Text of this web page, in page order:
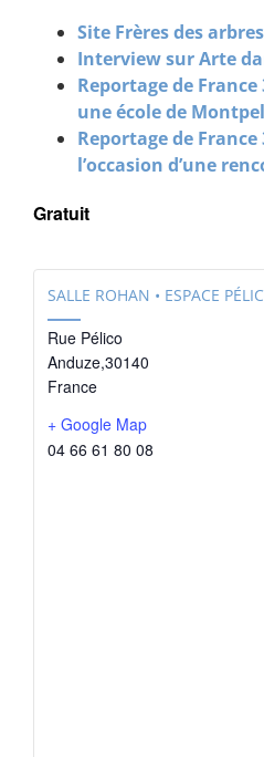
Site Frères des arbres
Interview sur Arte
Reportage de
une école de
Reportage de
l’occasion d’une
Gratuit
SALLE ROHAN • ESPACE
Rue Pélico
Anduze,30140
France
+ Google Map
04 66 61 80 08